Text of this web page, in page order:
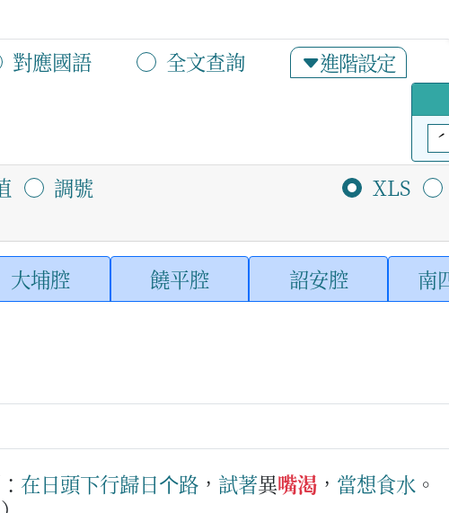
對應國語 全文查詢 進階設定
ˊ
調號 XLS
大埔腔 饒平腔 詔安腔 南
在日頭下行歸日个路 ， 試著異嘴渴 ， 當想食水 。